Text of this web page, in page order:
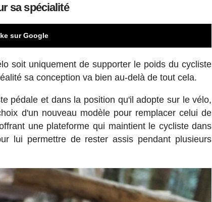
sa spécialité
sur Google
soit uniquement de supporter le poids du cycliste
sa conception va bien au-delà de tout cela.
pédale et dans la position qu'il adopte sur le vélo,
d'un nouveau modèle pour remplacer celui de
une plateforme qui maintient le cycliste dans
lui permettre de rester assis pendant plusieurs